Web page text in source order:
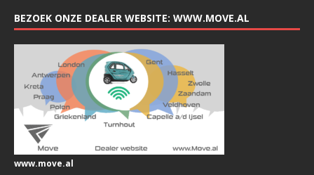
BEZOEK ONZE DEALER WEBSITE: WWW.MOVE.AL
www.move.al